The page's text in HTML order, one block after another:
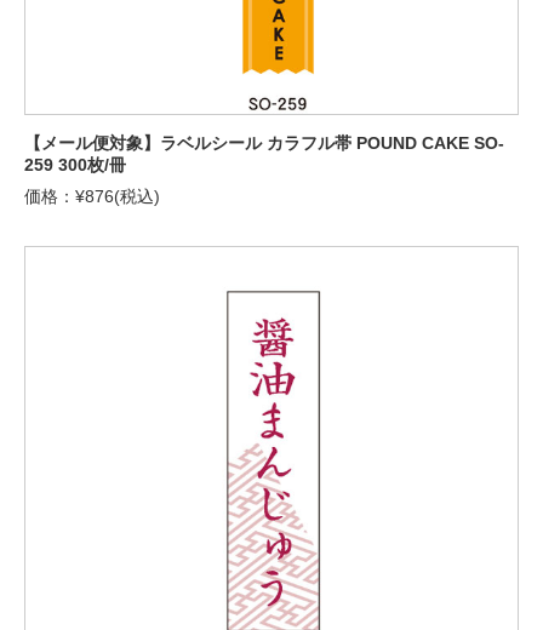
【メール便対象】ラベルシール カラフル帯 POUND CAKE SO-
259 300枚/冊
価格：¥876(税込)